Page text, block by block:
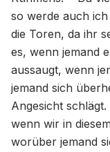
so werde auch
die Toren, da ihr
es, wenn jemand
aussaugt, wenn
jemand sich
Angesicht schlägt.
wenn wir in
worüber jemand